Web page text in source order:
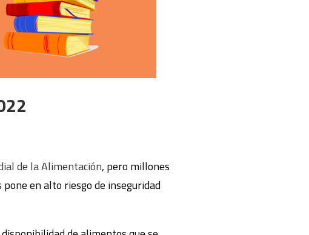
de la Alimentación, pero millones
en alto riesgo de inseguridad